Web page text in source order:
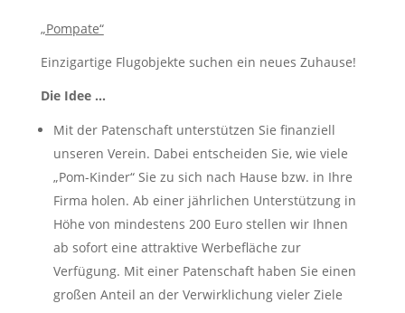
„Pompate“
Einzigartige Flugobjekte suchen ein neues Zuhause!
Die Idee …
Mit der Patenschaft unterstützen Sie finanziell
unseren Verein. Dabei entscheiden Sie, wie viele
„Pom-Kinder“ Sie zu sich nach Hause bzw. in Ihre
Firma holen. Ab einer jährlichen Unterstützung in
Höhe von mindestens 200 Euro stellen wir Ihnen
ab sofort eine attraktive Werbefläche zur
Verfügung. Mit einer Patenschaft haben Sie einen
großen Anteil an der Verwirklichung vieler Ziele